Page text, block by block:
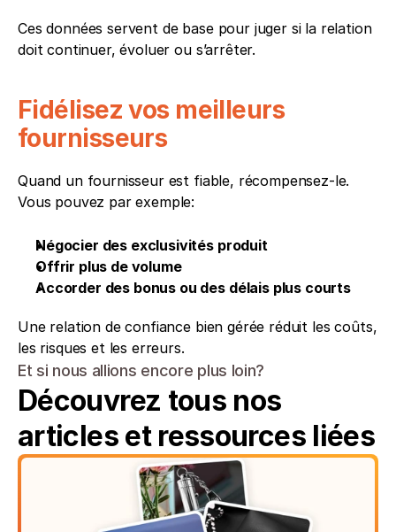
Ces données servent de base pour juger si la relation
doit continuer, évoluer ou s’arrêter.
Fidélisez vos meilleurs
fournisseurs
Quand un fournisseur est fiable, récompensez-le.
Vous pouvez par exemple:
Négocier des exclusivités produit
Offrir plus de volume
Accorder des bonus ou des délais plus courts
Une relation de confiance bien gérée réduit les coûts,
les risques et les erreurs.
Et si nous allions encore plus loin?
Découvrez tous nos
articles et ressources liées